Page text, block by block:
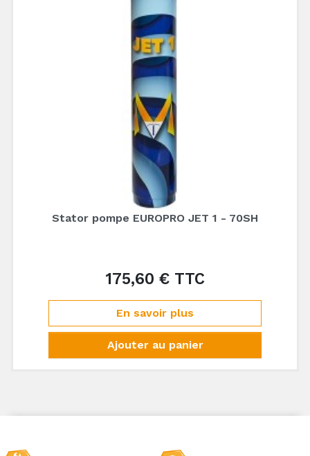
Stator pompe EUROPRO JET 1 - 70SH
175,60 € TTCPrix
En savoir plus
Ajouter au panier